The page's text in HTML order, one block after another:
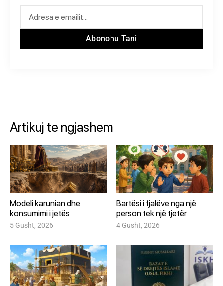
Abonohu Tani
Artikuj te ngjashem
Modeli karunian dhe
konsumimi i jetës
5 Gusht, 2026
Bartësi i fjalëve nga një
person tek një tjetër
4 Gusht, 2026